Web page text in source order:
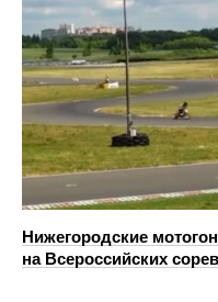
Нижегородские
на Всероссийских